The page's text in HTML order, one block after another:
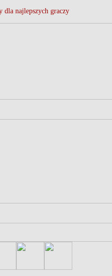
dla najlepszych graczy